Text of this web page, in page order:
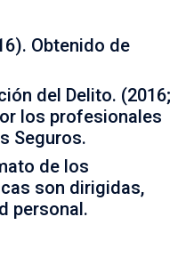
Obtenido de
del Delito. (2016;
los profesionales
Seguros.
de los
son dirigidas,
personal.